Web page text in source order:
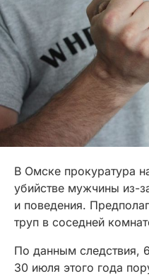
В Омске прокуратура
убийстве мужчины из-
и поведения.
труп в соседней
По данным следствия,
30 июля этого года